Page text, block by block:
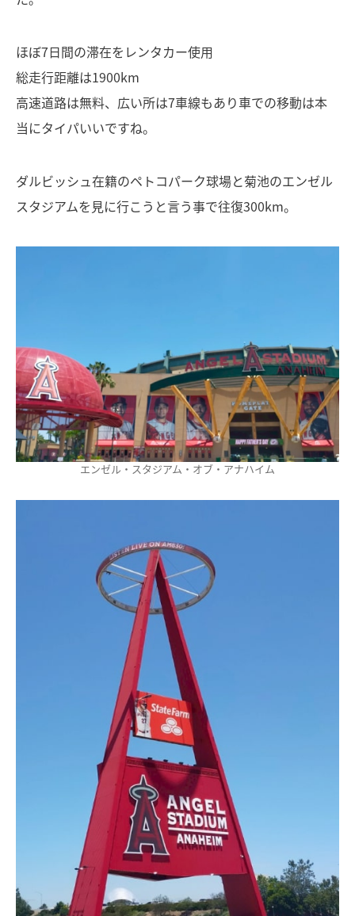
ほぼ7日間の滞在をレンタカー使用
総走行距離は1900km
高速道路は無料、広い所は7車線もあり車での移動は本
当にタイパいいですね。
ダルビッシュ在籍のペトコパーク球場と菊池のエンゼル
スタジアムを見に行こうと言う事で往復300km。
エンゼル・スタジアム・オブ・アナハイム